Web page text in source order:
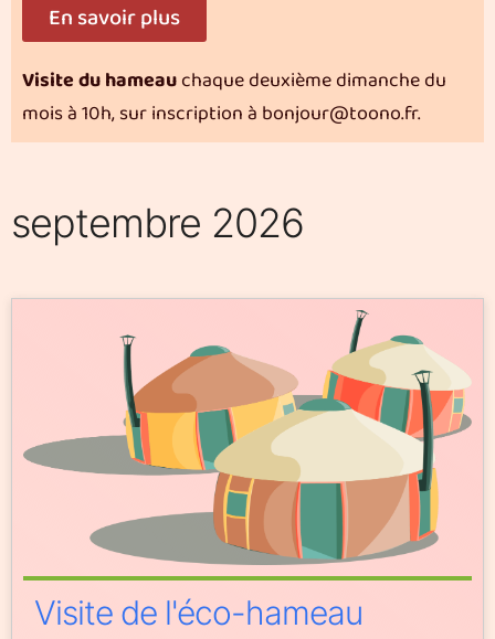
En savoir plus
Visite du hameauchaque deuxième dimanche du
mois à 10h, sur inscription à bonjour@toono.fr.
septembre 2026
Visite de l'éco-hameau